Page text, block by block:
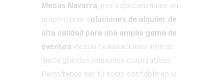
Mesas Navarra, nos especializamos en
proporcionar soluciones de alquiler de
alta calidad para una amplia gama de
eventos, desde celebraciones íntimas
hasta grandes reuniones corporativas.
Permítenos ser tu socio confiable en la